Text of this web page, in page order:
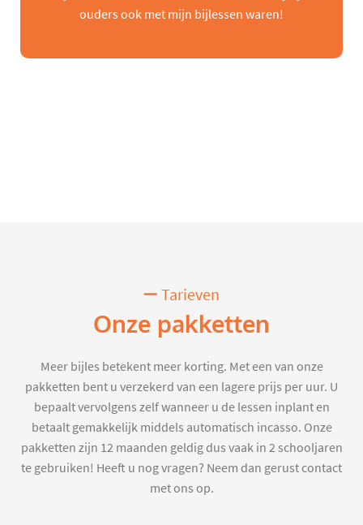
ouders ook met mijn bijlessen waren!
Tarieven
Onze pakketten
Meer bijles betekent meer korting. Met een van onze
pakketten bent u verzekerd van een lagere prijs per uur. U
bepaalt vervolgens zelf wanneer u de lessen inplant en
betaalt gemakkelijk middels automatisch incasso. Onze
pakketten zijn 12 maanden geldig dus vaak in 2 schooljaren
te gebruiken! Heeft u nog vragen? Neem dan gerust contact
met ons op.